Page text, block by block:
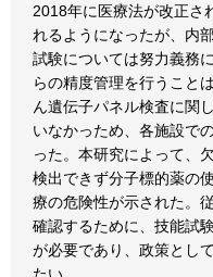
2018年に医療法が改正さ
れるようになったが、内
試験については努力義務
らの精度管理を行うこと
ん遺伝子パネル検査に関
いなかっため、各施設で
った。本研究によって、
検出できず分子標的薬の
療の危険性が示された。
確認するために、技能試
が必要であり、政策とし